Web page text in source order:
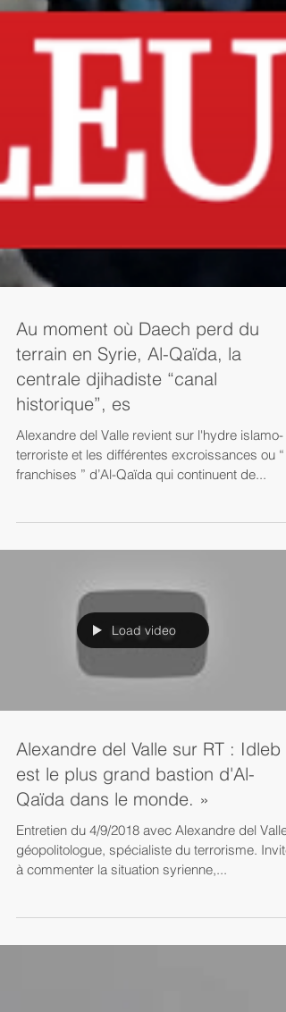
Au moment où Daech perd du
terrain en Syrie, Al-Qaïda, la
centrale djihadiste “canal
historique”, es
Alexandre del Valle revient sur l'hydre islamo-
Alexandre del Valle sur RT : Idleb «
est le plus grand bastion d'Al-
Qaïda dans le monde. »
Entretien du 4/9/2018 avec Alexandre del Valle,